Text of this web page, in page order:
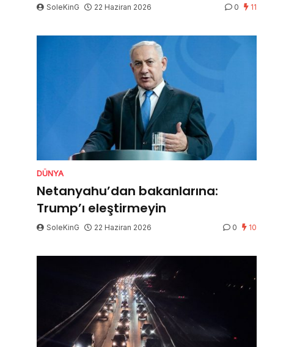
SoleKinG 22 Haziran 2026 0 11
DÜNYA
Netanyahu’dan bakanlarına:
Trump’ı eleştirmeyin
SoleKinG 22 Haziran 2026 0 10